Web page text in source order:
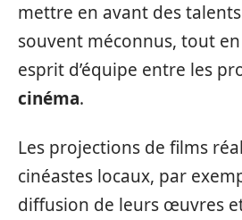
mettre en avant des
souvent méconnus, tout
esprit d’équipe entre les
cinéma.
Les projections de films
cinéastes locaux, par
diffusion de leurs œuvres